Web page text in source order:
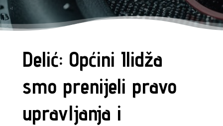
Delić: Općini Ilidža
smo prenijeli pravo
upravljanja i